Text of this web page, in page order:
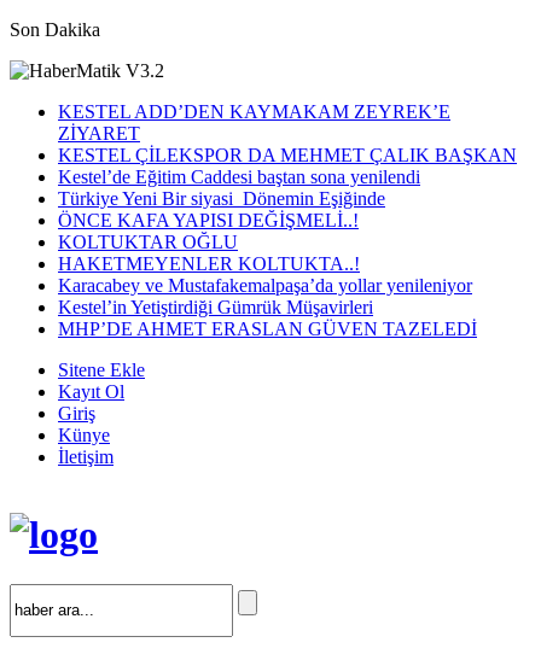
Son Dakika
KESTEL ADD’DEN KAYMAKAM ZEYREK’E
ZİYARET
KESTEL ÇİLEKSPOR DA MEHMET ÇALIK BAŞKAN
Kestel’de Eğitim Caddesi baştan sona yenilendi
Türkiye Yeni Bir siyasi Dönemin Eşiğinde
ÖNCE KAFA YAPISI DEĞİŞMELİ..!
KOLTUKTAR OĞLU
HAKETMEYENLER KOLTUKTA..!
Karacabey ve Mustafakemalpaşa’da yollar yenileniyor
Kestel’in Yetiştirdiği Gümrük Müşavirleri
MHP’DE AHMET ERASLAN GÜVEN TAZELEDİ
Sitene Ekle
Kayıt Ol
Giriş
Künye
İletişim